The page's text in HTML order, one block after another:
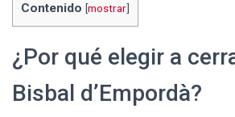
Contenido [mostrar]
¿Por qué elegir a
Bisbal d’Empordà?